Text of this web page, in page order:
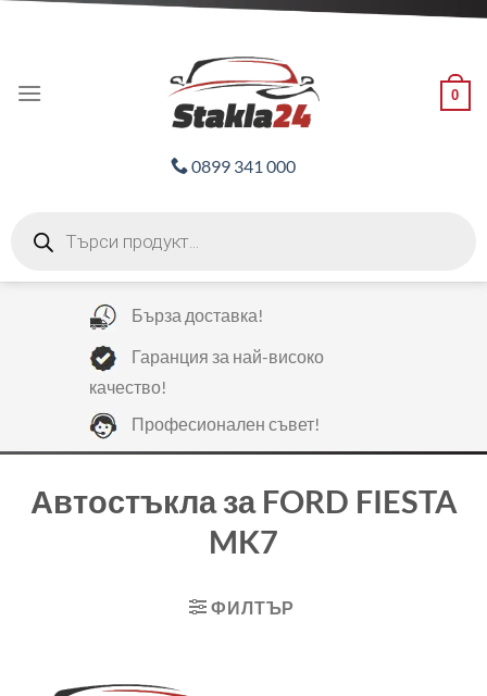
0
0899 341 000
search
Бърза доставка!
Гаранция за най-високо
качество!
Професионален съвет!
Автостъкла за FORD FIESTA
MK7
ФИЛТЪР